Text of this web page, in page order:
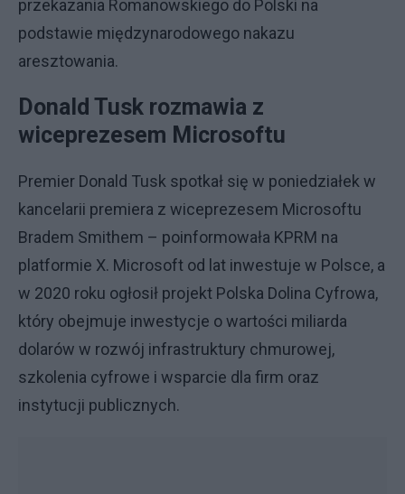
przekazania Romanowskiego do Polski na
podstawie międzynarodowego nakazu
aresztowania.
Donald Tusk rozmawia z
wiceprezesem Microsoftu
Premier Donald Tusk spotkał się w poniedziałek w
kancelarii premiera z wiceprezesem Microsoftu
Bradem Smithem – poinformowała KPRM na
platformie X. Microsoft od lat inwestuje w Polsce, a
w 2020 roku ogłosił projekt Polska Dolina Cyfrowa,
który obejmuje inwestycje o wartości miliarda
dolarów w rozwój infrastruktury chmurowej,
szkolenia cyfrowe i wsparcie dla firm oraz
instytucji publicznych.